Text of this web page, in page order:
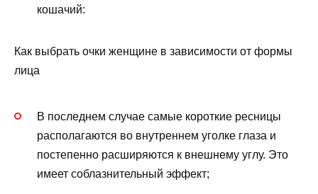
кошачий:
Как выбрать очки женщине в зависимости от формы
лица
В последнем случае самые короткие ресницы
располагаются во внутреннем уголке глаза и
постепенно расширяются к внешнему углу. Это
имеет соблазнительный эффект;